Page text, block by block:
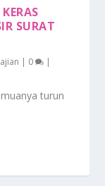
SURAT
| 0 |
turun